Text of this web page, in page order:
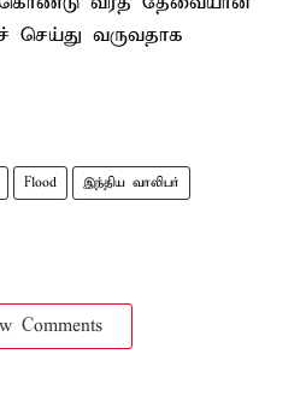
செய்து வருவதாக
Flood இந்திய வாலிபர்
Comments